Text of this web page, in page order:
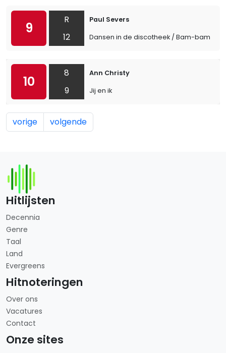
9
R
12
Paul Severs
Dansen in de discotheek / Bam-bam
10
8
9
Ann Christy
Jij en ik
vorige volgende
Hitlijsten
Decennia
Genre
Taal
Land
Evergreens
Hitnoteringen
Over ons
Vacatures
Contact
Onze sites